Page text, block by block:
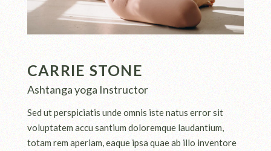
CARRIE STONE
Ashtanga yoga Instructor
Sed ut perspiciatis unde omnis iste natus error sit
voluptatem accu santium doloremque laudantium,
totam rem aperiam, eaque ipsa quae ab illo inventore